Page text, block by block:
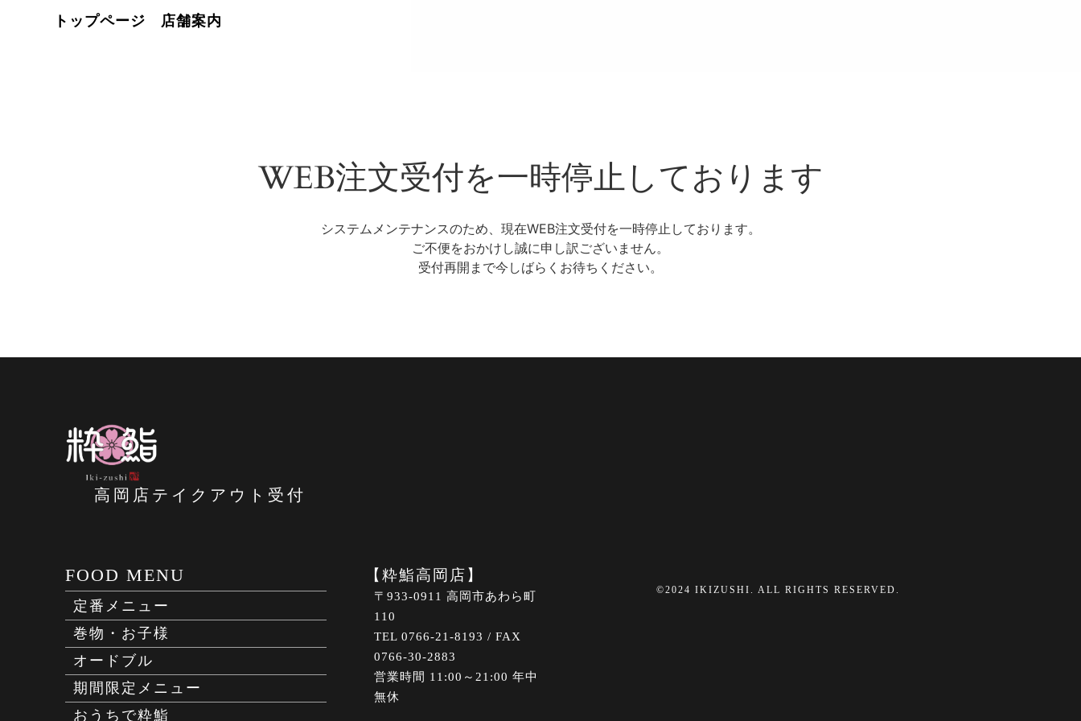
トップページ 店舗案内
WEB注文受付を一時停止しております
システムメンテナンスのため、現在WEB注文受付を一時停止しております。
ご不便をおかけし誠に申し訳ございません。
受付再開まで今しばらくお待ちください。
高岡店テイクアウト受付
FOOD MENU
定番メニュー
巻物・お子様
オードブル
期間限定メニュー
おうちで粋鮨
【粋鮨高岡店】
〒933-0911 高岡市あわら町
110
TEL 0766-21-8193 / FAX
0766-30-2883
営業時間 11:00～21:00 年中
無休
©2024 IKIZUSHI. ALL RIGHTS RESERVED.